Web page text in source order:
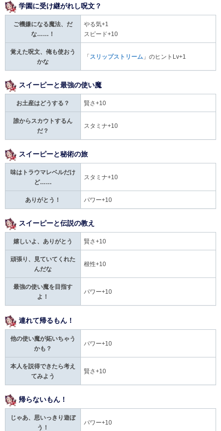
学園に受け継がれし呪文？
ご機嫌になる魔法、だ
な……！
やる気+1
スピード+10
覚えた呪文、俺も使おう
かな
「 スリップストリーム 」のヒントLv+1
スイーピーと最強の使い魔
お土産はどうする？ 賢さ+10
誰からスカウトするん
だ？
スタミナ+10
スイーピーと秘術の旅
味はトラウマレベルだけ
ど……
スタミナ+10
ありがとう！ パワー+10
スイーピーと伝説の教え
嬉しいよ、ありがとう 賢さ+10
頑張り、見ていてくれた
んだな
根性+10
最強の使い魔を目指す
よ！
パワー+10
連れて帰るもん！
他の使い魔が妬いちゃう
かも？
パワー+10
本人を説得できたら考え
てみよう
賢さ+10
帰らないもん！
じゃあ、思いっきり遊ぼ
う！
パワー+10